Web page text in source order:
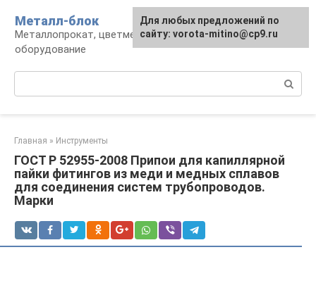
контенту
Металл-блок
Металлопрокат, цветмет, обработка и
оборудование
Главная » Инструменты
ГОСТ Р 52955-2008 Припои для капиллярной
пайки фитингов из меди и медных сплавов
для соединения систем трубопроводов.
Марки
Для любых предложений по
сайту: vorota-mitino@cp9.ru